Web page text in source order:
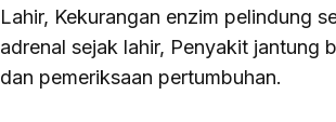
Lahir, Kekurangan enzim pelindung
adrenal sejak lahir, Penyakit jantung
dan pemeriksaan pertumbuhan.